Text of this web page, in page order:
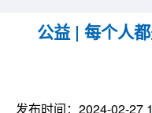
公益 | 每个人
发布时间：2024-02-27